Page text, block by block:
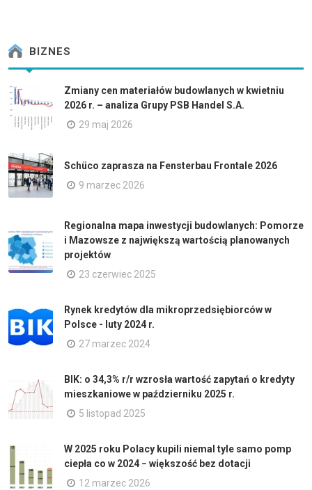
BIZNES
Zmiany cen materiałów budowlanych w kwietniu
2026 r. – analiza Grupy PSB Handel S.A.
29 maj 2026
Schüco zaprasza na Fensterbau Frontale 2026
9 marzec 2026
Regionalna mapa inwestycji budowlanych: Pomorze
i Mazowsze z największą wartością planowanych
projektów
23 czerwiec 2025
Rynek kredytów dla mikroprzedsiębiorców w
Polsce - luty 2024 r.
27 marzec 2024
BIK: o 34,3% r/r wzrosła wartość zapytań o kredyty
mieszkaniowe w październiku 2025 r.
5 listopad 2025
W 2025 roku Polacy kupili niemal tyle samo pomp
ciepła co w 2024 − większość bez dotacji
12 marzec 2026